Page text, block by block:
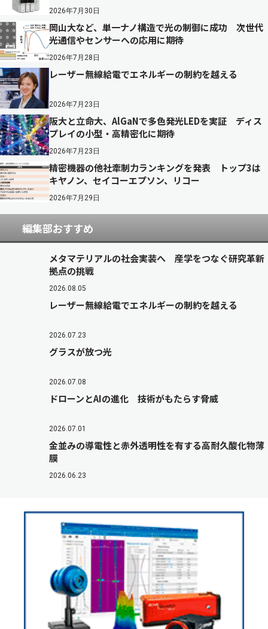
2026年7月30日
岡山大など、単一ナノ構造で光の制御に成功 次世代
光通信やセンサーへの応用に期待
2026年7月28日
レーザー無線給電でエネルギーの制約を越える
2026年7月23日
阪大と立命大、AlGaNで多色発光LEDを実証 ディス
プレイの小型・高精密化に期待
2026年7月23日
精密機器の他社牽制力ランキングを発表 トップ3は
キヤノン、セイコーエプソン、リコー
2026年7月29日
編集部おすすめ
メタマテリアルの社会実装へ 産学をつなぐ研究革新
拠点の挑戦
2026.08.05
レーザー無線給電でエネルギーの制約を越える
2026.07.23
グラスが放つ光
2026.07.08
ドローンとAIの進化 技術がもたらす脅威
2026.07.01
金並みの導電性と赤外透明性を有する高耐久酸化物薄
膜
2026.06.23